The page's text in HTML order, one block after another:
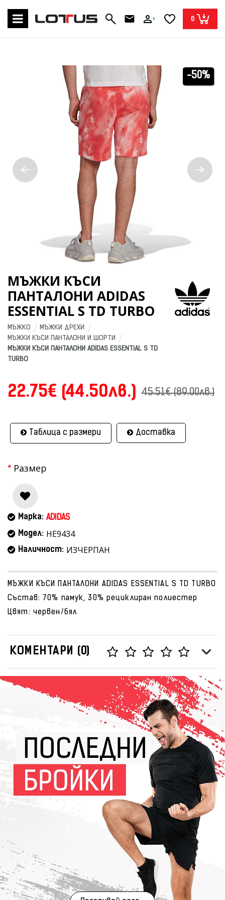
0
-50%
МЪЖКИ КЪСИ
ПАНТАЛОНИ ADIDAS
ESSENTIAL S TD TURBO
МЪЖКО
МЪЖКИ ДРЕХИ
МЪЖКИ КЪСИ ПАНТАЛОНИ И ШОРТИ
МЪЖКИ КЪСИ ПАНТАЛОНИ ADIDAS ESSENTIAL S TD
TURBO
22.75€ (44.50лв.) 45.51€ (89.00лв.)
Таблица с размери Доставка
Размер
Марка: ADIDAS
Модел: HE9434
Наличност: ИЗЧЕРПАН
МЪЖКИ КЪСИ ПАНТАЛОНИ ADIDAS ESSENTIAL S TD TURBO
Състав: 70% памук, 30% рециклиран полиестер
Цвят: червен/бял
КОМЕНТАРИ (0)